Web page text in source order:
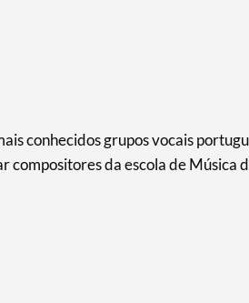
conhecidos grupos vocais
compositores da escola de Música